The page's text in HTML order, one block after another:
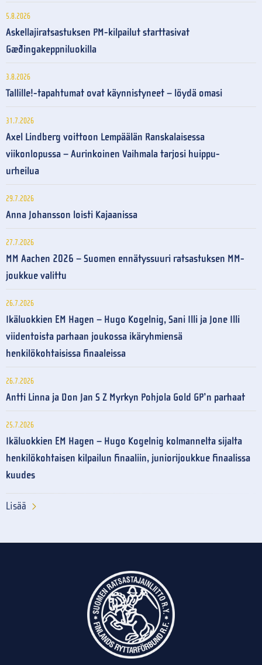
5.8.2026
Askellajiratsastuksen PM-kilpailut starttasivat
Gæðingakeppniluokilla
3.8.2026
Tallille!-tapahtumat ovat käynnistyneet – löydä omasi
31.7.2026
Axel Lindberg voittoon Lempäälän Ranskalaisessa
viikonlopussa – Aurinkoinen Vaihmala tarjosi huippu-
urheilua
29.7.2026
Anna Johansson loisti Kajaanissa
27.7.2026
MM Aachen 2026 – Suomen ennätyssuuri ratsastuksen MM-
joukkue valittu
26.7.2026
Ikäluokkien EM Hagen – Hugo Kogelnig, Sani Illi ja Jone Illi
viidentoista parhaan joukossa ikäryhmiensä
henkilökohtaisissa finaaleissa
26.7.2026
Antti Linna ja Don Jan S Z Myrkyn Pohjola Gold GP’n parhaat
25.7.2026
Ikäluokkien EM Hagen – Hugo Kogelnig kolmannelta sijalta
henkilökohtaisen kilpailun finaaliin, juniorijoukkue finaalissa
kuudes
Lisää